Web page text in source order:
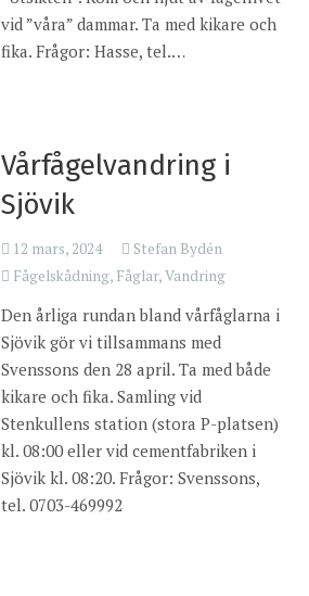
vid ”våra” dammar. Ta med kikare och
fika. Frågor: Hasse, tel.…
Vårfågelvandring i
Sjövik
12 mars, 2024
Stefan Bydén
Fågelskådning, Fåglar,Vandring
Den årliga rundan bland vårfåglarna i
Sjövik gör vi tillsammans med
Svenssons den 28 april. Ta med både
kikare och fika. Samling vid
Stenkullens station (stora P-platsen)
kl. 08:00 eller vid cementfabriken i
Sjövik kl. 08:20. Frågor: Svenssons,
tel. 0703-469992